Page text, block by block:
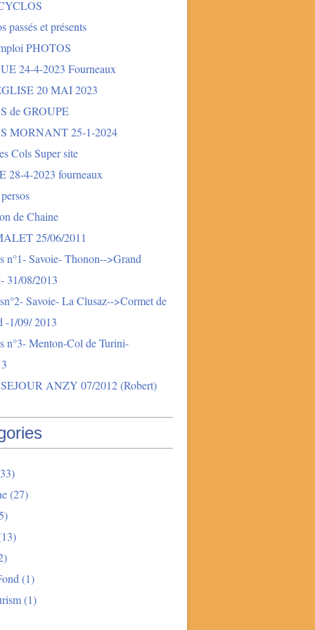
passés et présents
PHOTOS
24-4-2023 Fourneaux
20 MAI 2023
de GROUPE
MORNANT 25-1-2024
Cols Super site
28-4-2023 fourneaux
de Chaine
25/06/2011
n°1- Savoie- Thonon-->Grand
31/08/2013
Savoie- La Clusaz-->Cormet de
-1/09/ 2013
n°3- Menton-Col de Turini-
ANZY 07/2012 (Robert)
(27)
(1)
(1)